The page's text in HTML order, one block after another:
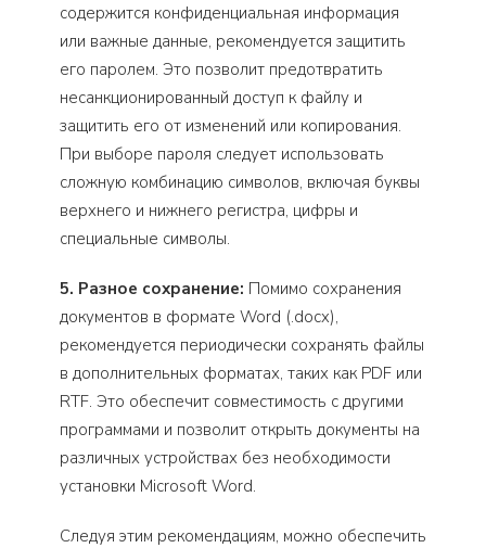
содержится конфиденциальная информация
или важные данные, рекомендуется защитить
его паролем. Это позволит предотвратить
несанкционированный доступ к файлу и
защитить его от изменений или копирования.
При выборе пароля следует использовать
сложную комбинацию символов, включая буквы
верхнего и нижнего регистра, цифры и
специальные символы.
5. Разное сохранение: Помимо сохранения
документов в формате Word (.docx),
рекомендуется периодически сохранять файлы
в дополнительных форматах, таких как PDF или
RTF. Это обеспечит совместимость с другими
программами и позволит открыть документы на
различных устройствах без необходимости
установки Microsoft Word.
Следуя этим рекомендациям, можно обеспечить